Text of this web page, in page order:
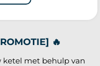
🔥
ketel met behulp van